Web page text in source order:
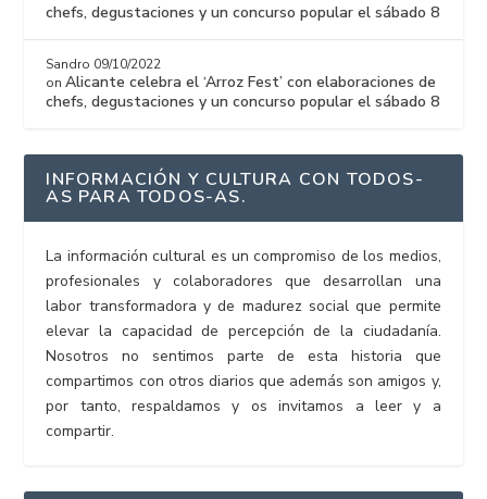
chefs, degustaciones y un concurso popular el sábado 8
Sandro 09/10/2022
onAlicante celebra el ‘Arroz Fest’ con elaboraciones de
chefs, degustaciones y un concurso popular el sábado 8
INFORMACIÓN Y CULTURA CON TODOS-
AS PARA TODOS-AS.
La información cultural es un compromiso de los medios,
profesionales y colaboradores que desarrollan una
labor transformadora y de madurez social que permite
elevar la capacidad de percepción de la ciudadanía.
Nosotros no sentimos parte de esta historia que
compartimos con otros diarios que además son amigos y,
por tanto, respaldamos y os invitamos a leer y a
compartir.